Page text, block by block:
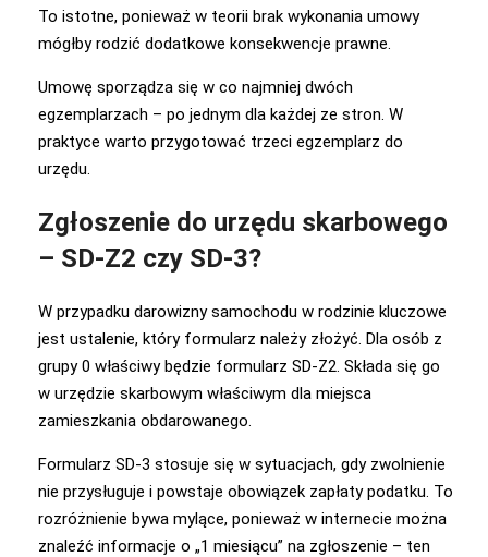
To istotne, ponieważ w teorii brak wykonania umowy
mógłby rodzić dodatkowe konsekwencje prawne.
Umowę sporządza się w co najmniej dwóch
egzemplarzach – po jednym dla każdej ze stron. W
praktyce warto przygotować trzeci egzemplarz do
urzędu.
Zgłoszenie do urzędu skarbowego
– SD-Z2 czy SD-3?
W przypadku darowizny samochodu w rodzinie kluczowe
jest ustalenie, który formularz należy złożyć. Dla osób z
grupy 0 właściwy będzie formularz SD-Z2. Składa się go
w urzędzie skarbowym właściwym dla miejsca
zamieszkania obdarowanego.
Formularz SD-3 stosuje się w sytuacjach, gdy zwolnienie
nie przysługuje i powstaje obowiązek zapłaty podatku. To
rozróżnienie bywa mylące, ponieważ w internecie można
znaleźć informacje o „1 miesiącu” na zgłoszenie – ten